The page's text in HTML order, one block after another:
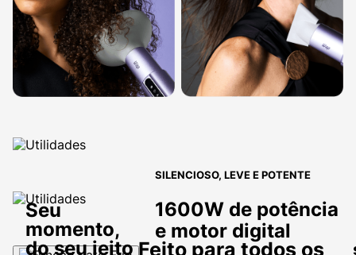
Seu
momento,
do seu jeito
SILENCIOSO, LEVE E POTENTE
1600W de potência
e motor digital
Feito para todos os